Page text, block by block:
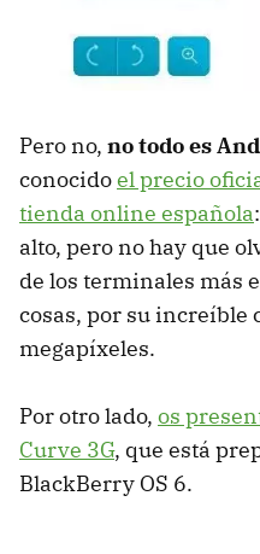
Pero no, no todo es
conocidoel precio
tienda online española:
alto, pero no hay que
de los terminales más
cosas, por su increíble
megapíxeles.
Por otro lado, os
Curve 3G, que está
BlackBerry OS 6.